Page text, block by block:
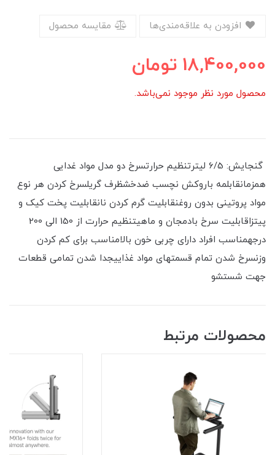
مقایسه محصول
18,400,000 تومان
محصول مورد نظر موجود نمی‌باشد.
گنجايش: 6/5 لیترتنظیم حرارتسرخ دو مدل مواد غدایی
همزمانقابلمه باروكش نچسب ضدخشظرف گریلسرخ کردن هر نوع
مواد پروتینی بدون روغنقابلیت گرم کردن نانقابلیت پخت کیک و
پیتزاقابلیت سرخ بادمجان و ماهیتنظیم حرارت از 150 الی 200
درجهمناسب افراد دارای چربی خون بالامناسب برای کم کردن
وزنسرخ شدن تمام قسمتهای مواد غذاییجدا شدن تمامی قطعات
جهت شستشو
محصولات مرتبط